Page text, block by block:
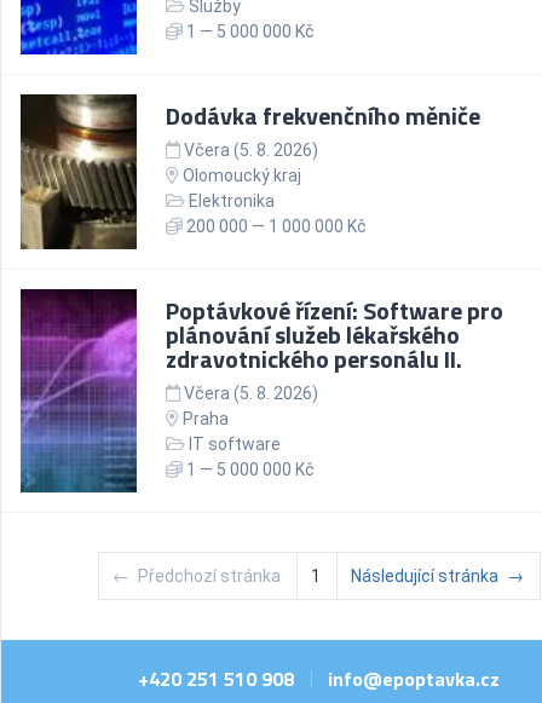
Služby
1 — 5 000 000 Kč
Dodávka frekvenčního měniče
Včera (5. 8. 2026)
Olomoucký kraj
Elektronika
200 000 — 1 000 000 Kč
Poptávkové řízení: Software pro
plánování služeb lékařského
zdravotnického personálu II.
Včera (5. 8. 2026)
Praha
IT software
1 — 5 000 000 Kč
← Předchozí stránka 1 Následující stránka →
+420 251 510 908 | info@epoptavka.cz